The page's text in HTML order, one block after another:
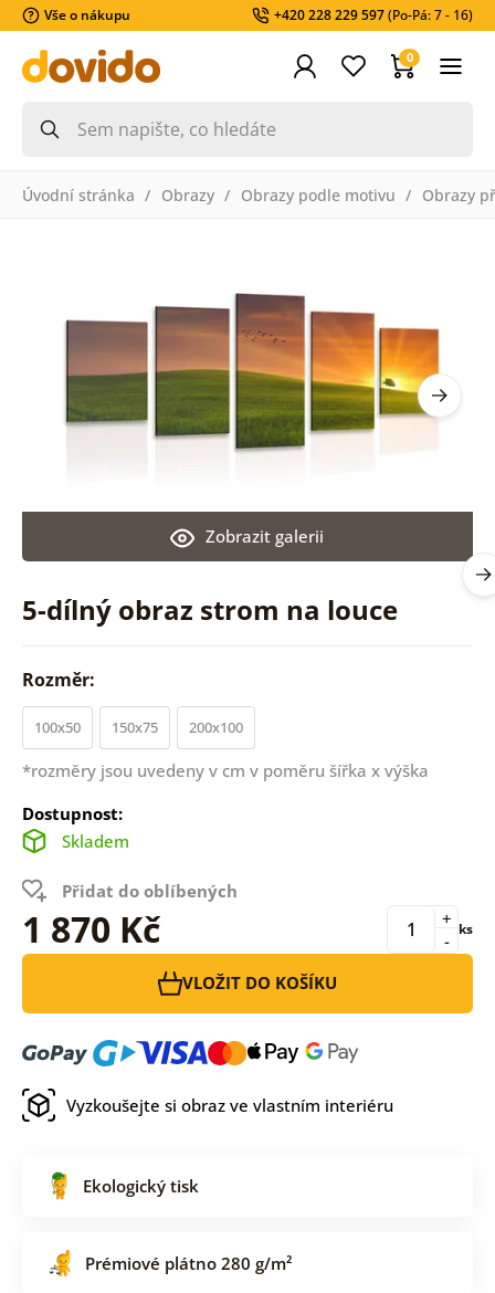
Vše o nákupu +420 228 229 597(Po-Pá: 7 - 16)
0
Úvodní stránka Obrazy Obrazy podle motivu Obrazy
5-dílný obraz strom na louce
Zobrazit galerii
Rozměr:
100x50 150x75 200x100
*rozměry jsou uvedeny v cm v poměru šířka x výška
Dostupnost:
Skladem
Přidat do oblíbených
1 870 Kč -
+ ks
VLOŽIT DO KOŠÍKU
Vyzkoušejte si obraz ve vlastním interiéru
Ekologický tisk
Prémiové plátno 280 g/m²